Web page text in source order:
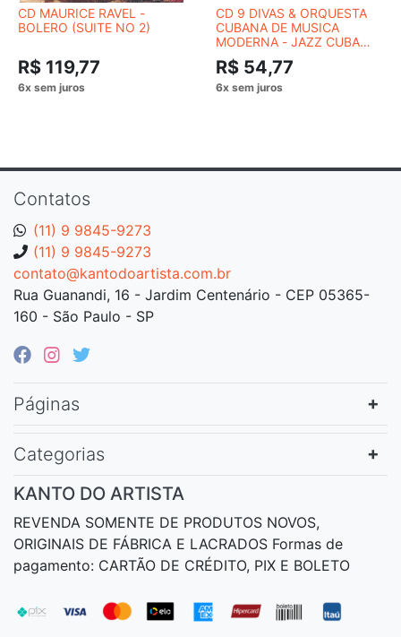
CD MAURICE RAVEL -
BOLERO (SUITE NO 2)
R$ 119,77
CD 9 DIVAS & ORQUESTA
CUBANA DE MUSICA
MODERNA - JAZZ CUBA
VOL. 9
R$ 54,77
Contatos
(11) 9 9845-9273
(11) 9 9845-9273
contato@kantodoartista.com.br
Rua Guanandi, 16 - Jardim Centenário - CEP 05365-
160 - São Paulo - SP
Páginas
Categorias
KANTO DO ARTISTA
REVENDA SOMENTE DE PRODUTOS NOVOS,
ORIGINAIS DE FÁBRICA E LACRADOS Formas de
pagamento: CARTÃO DE CRÉDITO, PIX E BOLETO